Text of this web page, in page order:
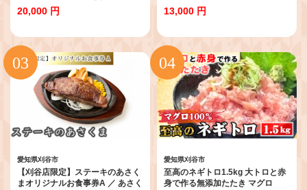
100％ ／ ネギトロ 無添加 マグロ
100％ 植物油脂不使用 手刻み 粗
CAS冷凍 ネギトロ丼 手巻き寿司
子どもに安心 本物志向 海鮮好き
愛知県 No.489
20,000 円
中華 惣菜 冷凍食品 電子レンジ調
理 手作り 台湾シェフ 食べ比べ 家
No.155
13,000 円
愛知県刈谷市
【刈谷店限定】ステーキのあさく
まオリジナルお食事券A ／ あさく
愛知県刈谷市
至高のネギトロ1.5kg 大トロと赤
身で作る無添加たたき マグロ